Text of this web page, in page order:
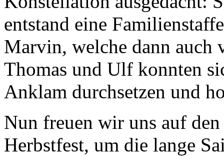
entstand eine
Marvin, welche dann auch
Thomas und Ulf konnten
Anklam durchsetzen und
Nun freuen wir uns auf
Herbstfest, um die lange